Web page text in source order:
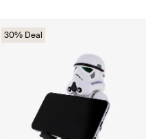
30% Deal